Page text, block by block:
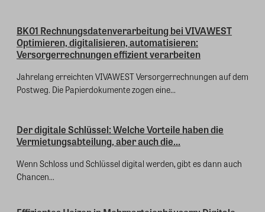
BK01 Rechnungsdatenverarbeitung bei VIVAWEST
Optimieren, digitalisieren, automatisieren:
Versorgerrechnungen effizient verarbeiten
Jahrelang erreichten VIVAWEST Versorgerrechnungen auf dem
Postweg. Die Papierdokumente zogen eine...
Der digitale Schlüssel: Welche Vorteile haben die
Vermietungsabteilung, aber auch die...
Wenn Schloss und Schlüssel digital werden, gibt es dann auch
Chancen...